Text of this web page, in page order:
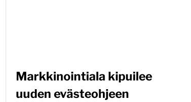
Markkinointiala kipuilee
uuden evästeohjeen